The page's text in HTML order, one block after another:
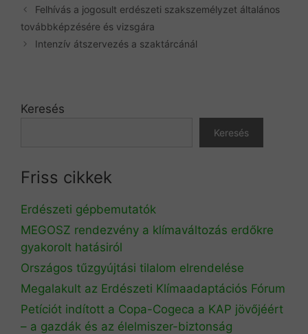
Felhívás a jogosult erdészeti szakszemélyzet általános
továbbképzésére és vizsgára
Intenzív átszervezés a szaktárcánál
Keresés
Keresés
Friss cikkek
Erdészeti gépbemutatók
MEGOSZ rendezvény a klímaváltozás erdőkre
gyakorolt hatásiról
Országos tűzgyújtási tilalom elrendelése
Megalakult az Erdészeti Klímaadaptációs Fórum
Petíciót indított a Copa-Cogeca a KAP jövőjéért
– a gazdák és az élelmiszer-biztonság